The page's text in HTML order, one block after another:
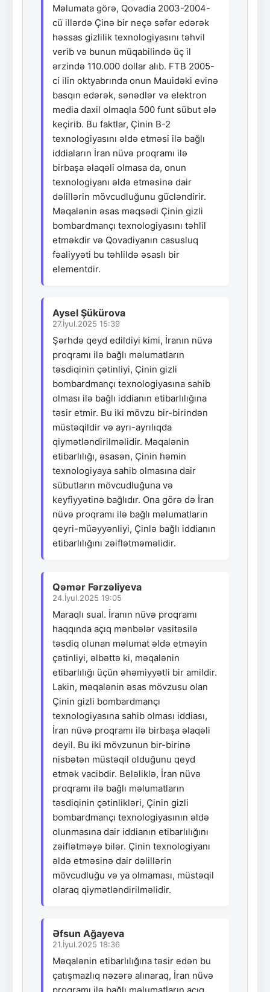
Məlumata görə, Qovadia 2003-2004-
cü illərdə Çinə bir neçə səfər edərək
həssas gizlilik texnologiyasını təhvil
verib və bunun müqabilində üç il
ərzində 110.000 dollar alıb. FTB 2005-
ci ilin oktyabrında onun Mauidəki evinə
basqın edərək, sənədlər və elektron
media daxil olmaqla 500 funt sübut ələ
keçirib. Bu faktlar, Çinin B-2
texnologiyasını əldə etməsi ilə bağlı
iddiaların İran nüvə proqramı ilə
birbaşa əlaqəli olmasa da, onun
texnologiyanı əldə etməsinə dair
dəlillərin mövcudluğunu gücləndirir.
Məqalənin əsas məqsədi Çinin gizli
bombardmançı texnologiyasını təhlil
etməkdir və Qovadiyanın casusluq
fəaliyyəti bu təhlildə əsaslı bir
elementdir.
Aysel Şükürova
27.İyul.2025 15:39
Şərhdə qeyd edildiyi kimi, İranın nüvə
proqramı ilə bağlı məlumatların
təsdiqinin çətinliyi, Çinin gizli
bombardmançı texnologiyasına sahib
olması ilə bağlı iddianın etibarlılığına
təsir etmir. Bu iki mövzu bir-birindən
müstəqildir və ayrı-ayrılıqda
qiymətləndirilməlidir. Məqalənin
etibarlılığı, əsasən, Çinin həmin
texnologiyaya sahib olmasına dair
sübutların mövcudluğuna və
keyfiyyətinə bağlıdır. Ona görə də İran
nüvə proqramı ilə bağlı məlumatların
qeyri-müəyyənliyi, Çinlə bağlı iddianın
etibarlılığını zəiflətməməlidir.
Qəmər Fərzəliyeva
24.İyul.2025 19:05
Maraqlı sual. İranın nüvə proqramı
haqqında açıq mənbələr vasitəsilə
təsdiq olunan məlumat əldə etməyin
çətinliyi, əlbəttə ki, məqalənin
etibarlılığı üçün əhəmiyyətli bir amildir.
Lakin, məqalənin əsas mövzusu olan
Çinin gizli bombardmançı
texnologiyasına sahib olması iddiası,
İran nüvə proqramı ilə birbaşa əlaqəli
deyil. Bu iki mövzunun bir-birinə
nisbətən müstəqil olduğunu qeyd
etmək vacibdir. Beləliklə, İran nüvə
proqramı ilə bağlı məlumatların
təsdiqinin çətinlikləri, Çinin gizli
bombardmançı texnologiyasının əldə
olunmasına dair iddianın etibarlılığını
zəiflətməyə bilər. Çinin texnologiyanı
əldə etməsinə dair dəlillərin
mövcudluğu və ya olmaması, müstəqil
olaraq qiymətləndirilməlidir.
Əfsun Ağayeva
21.İyul.2025 18:36
Məqalənin etibarlılığına təsir edən bu
çatışmazlıq nəzərə alınaraq, İran nüvə